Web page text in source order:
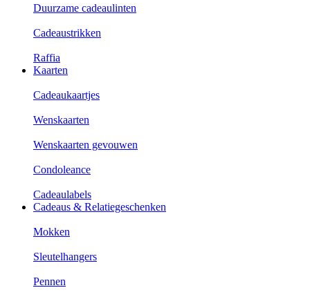
Duurzame cadeaulinten
Cadeaustrikken
Raffia
Kaarten
Cadeaukaartjes
Wenskaarten
Wenskaarten gevouwen
Condoleance
Cadeaulabels
Cadeaus & Relatiegeschenken
Mokken
Sleutelhangers
Pennen